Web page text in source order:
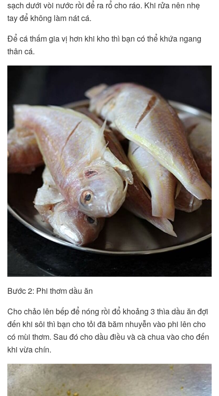
sạch dưới vòi nước rồi để ra rổ cho ráo. Khi rửa nên nhẹ
tay để không làm nát cá.
Để cá thấm gia vị hơn khi kho thì bạn có thể khứa ngang
thân cá.
Bước 2: Phi thơm dầu ăn
Cho chảo lên bếp để nóng rồi đổ khoảng 3 thìa dầu ăn đợi
đến khi sôi thì bạn cho tỏi đã băm nhuyễn vào phi lên cho
có mùi thơm. Sau đó cho dầu điều và cà chua vào cho đến
khi vừa chín.